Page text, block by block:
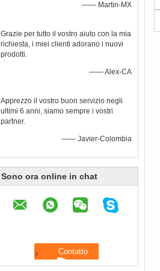
—— Martin-MX
Grazie per tutto il vostro aiuto con la mia
richiesta, i miei clienti adorano i nuovi
prodotti.
—— Alex-CA
Apprezzo il vostro buon servizio negli
ultimi 6 anni, siamo sempre i vostri
partner.
—— Javier-Colombia
Sono ora online in chat